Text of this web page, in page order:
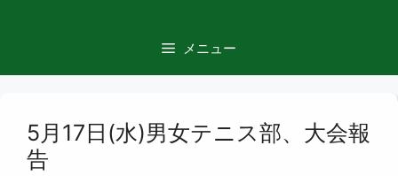
ン
メニュー
5月17日(水)男女テニス部、大会報
告